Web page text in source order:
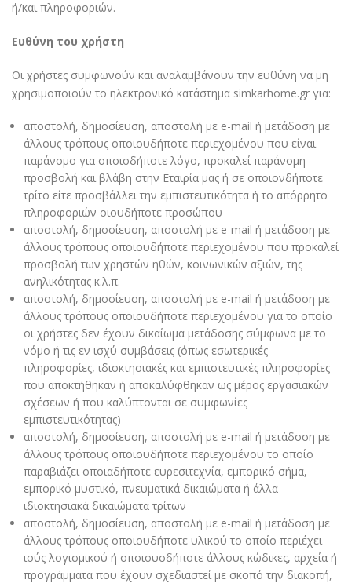
ή/και πληροφοριών.
Ευθύνη του χρήστη
Οι χρήστες συμφωνούν και αναλαμβάνουν την ευθύνη να μη
χρησιμοποιούν τo ηλεκτρονικό κατάστημα simkarhome.gr για:
αποστολή, δημοσίευση, αποστολή με e-mail ή μετάδοση με
άλλους τρόπους οποιουδήποτε περιεχομένου που είναι
παράνομο για οποιοδήποτε λόγο, προκαλεί παράνομη
προσβολή και βλάβη στην Εταιρία μας ή σε οποιονδήποτε
τρίτο είτε προσβάλλει την εμπιστευτικότητα ή το απόρρητο
πληροφοριών οιουδήποτε προσώπου
αποστολή, δημοσίευση, αποστολή με e-mail ή μετάδοση με
άλλους τρόπους οποιουδήποτε περιεχομένου που προκαλεί
προσβολή των χρηστών ηθών, κοινωνικών αξιών, της
ανηλικότητας κ.λ.π.
αποστολή, δημοσίευση, αποστολή με e-mail ή μετάδοση με
άλλους τρόπους οποιουδήποτε περιεχομένου για το οποίο
οι χρήστες δεν έχουν δικαίωμα μετάδοσης σύμφωνα με το
νόμο ή τις εν ισχύ συμβάσεις (όπως εσωτερικές
πληροφορίες, ιδιοκτησιακές και εμπιστευτικές πληροφορίες
που αποκτήθηκαν ή αποκαλύφθηκαν ως μέρος εργασιακών
σχέσεων ή που καλύπτονται σε συμφωνίες
εμπιστευτικότητας)
αποστολή, δημοσίευση, αποστολή με e-mail ή μετάδοση με
άλλους τρόπους οποιουδήποτε περιεχομένου το οποίο
παραβιάζει οποιαδήποτε ευρεσιτεχνία, εμπορικό σήμα,
εμπορικό μυστικό, πνευματικά δικαιώματα ή άλλα
ιδιοκτησιακά δικαιώματα τρίτων
αποστολή, δημοσίευση, αποστολή με e-mail ή μετάδοση με
άλλους τρόπους οποιουδήποτε υλικού το οποίο περιέχει
ιούς λογισμικού ή οποιουσδήποτε άλλους κώδικες, αρχεία ή
προγράμματα που έχουν σχεδιαστεί με σκοπό την διακοπή,